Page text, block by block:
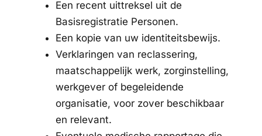
Een recent uittreksel uit de
Basisregistratie Personen.
Een kopie van uw identiteitsbewijs.
Verklaringen van reclassering,
maatschappelijk werk, zorginstelling,
werkgever of begeleidende
organisatie, voor zover beschikbaar
en relevant.